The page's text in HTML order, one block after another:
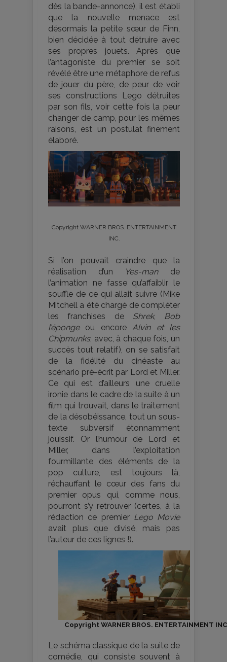
dès la bande-annonce), il est établi
que la nouvelle menace est
désormais la petite sœur de Finn,
bien décidée à tout détruire avec
ses propres jouets. Après que
l’antagoniste du premier se soit
révélé être une métaphore de refus
de jouer du père, de peur de voir
ses constructions Lego détruites
par son fils, voir cette fois la peur
changer de camp, pour les mêmes
raisons, est un postulat finement
élaboré.
Copyright WARNER BROS. ENTERTAINMENT
INC.
Si l’on pouvait craindre que la
réalisation d’un
Yes-mande
l’animation ne fasse qu’affaiblir le
souffle de ce qui allait suivre (Mike
Mitchell a été chargé de compléter
les franchises de Shrek, Bob
l’épongeou encoreAlvin et les
Chipmunks, avec, à chaque fois, un
succès tout relatif), on se satisfait
de la fidélité du cinéaste au
scénario pré-écrit par Lord et Miller.
Ce qui est d’ailleurs une cruelle
ironie dans le cadre de la suite à un
film qui trouvait, dans le traitement
de la désobéissance, tout un sous-
texte subversif étonnamment
jouissif. Or l’humour de Lord et
Miller, dans l’exploitation
fourmillante des éléments de la
pop culture, est toujours là,
réchauffant le cœur des fans du
premier opus qui, comme nous,
pourront s’y retrouver (certes, à la
rédaction ce premier Lego Movie
avait plus que divisé, mais pas
l’auteur de ces lignes !).
Copyright WARNER BROS. ENTERTAINMENT
Le schéma classique de la suite de
comédie, qui consiste souvent à